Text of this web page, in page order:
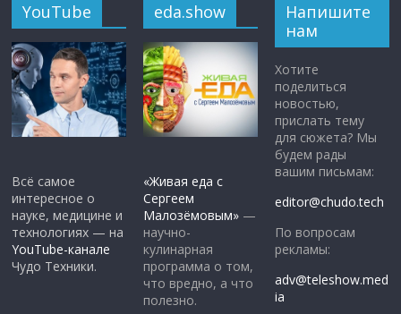
YouTube
Всё самое
интересное о
науке, медицине и
технологиях — на
YouTube-канале
Чудо Техники.
eda.show
«Живая еда с
Сергеем
Малозёмовым» —
научно-
кулинарная
программа о том,
что вредно, а что
полезно.
Напишите
нам
Хотите
поделиться
новостью,
прислать тему
для сюжета? Мы
будем рады
вашим письмам:
editor@chudo.tech
По вопросам
рекламы:
adv@teleshow.med
ia